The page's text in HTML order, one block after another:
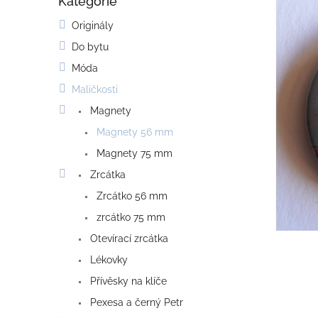
Originály
Do bytu
Móda
Maličkosti
Magnety
Magnety 56 mm
Magnety 75 mm
Zrcátka
Zrcátko 56 mm
zrcátko 75 mm
Otevírací zrcátka
Lékovky
Přívěsky na klíče
Pexesa a černý Petr